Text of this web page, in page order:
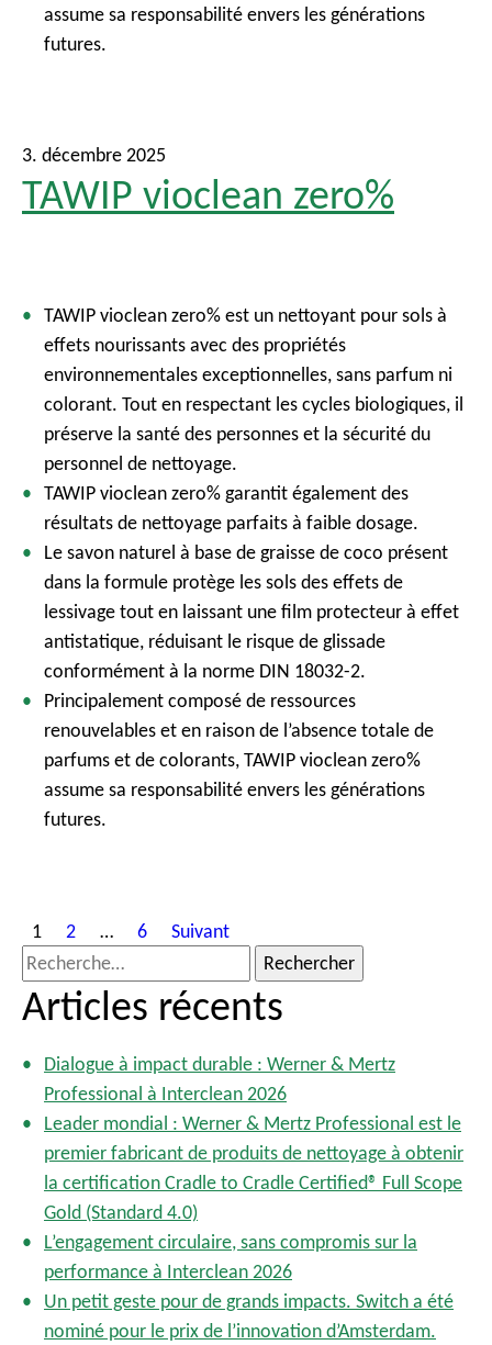
assumesa responsabilitéenvers les générations
futures.
3. décembre 2025
TAWIP vioclean zero%
TAWIPviocleanzero%est un nettoyant pour sols à
effets nourissantsavec des propriétés
environnementalesexceptionnelles, sans parfum ni
colorant. Tout en respectant les cycles biologiques, il
préserve la santédes personneset la sécuritédu
personnel de nettoyage.
TAWIPviocleanzero% garantitégalementdes
résultatsde nettoyage parfaits à faibledosage.
Lesavon naturel à base de graissede coco présent
dans la formule protège les sols deseffetsde
lessivagetout en laissant unefilm protecteurà effet
antistatique, réduisant le risquede glissade
conformémentà la norme DIN 18032-2.
Principalementcomposéde ressources
renouvelableset en raison de l’absencetotale de
parfums et de colorants, TAWIPviocleanzero%
assumesa responsabilitéenvers les générations
futures.
P
o
s
t
p
g
i
i
n
1 2 … 6
Suivant
R
e
c
Articles récents
Dialogue à impact durable : Werner & Mertz
Professional à Interclean 2026
Leader mondial : Werner & Mertz Professional est le
premier fabricant de produits de nettoyage à obtenir
la certification Cradle to Cradle Certified® Full Scope
Gold (Standard 4.0)
L’engagement circulaire, sans compromis sur la
performance à Interclean 2026
Un petit geste pour de grands impacts. Switch a été
nominé pour le prix de l’innovation d’Amsterdam.